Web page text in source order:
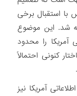
با استقبال برخی
شد. این موضوع
آمریکا را محدود
کنونی احتمالاً
آمریکا نیز